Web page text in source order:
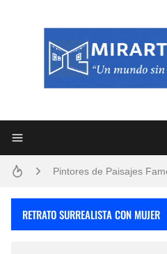
Pintores de Paisajes
RETRATO SURREALISTA CON MUJER